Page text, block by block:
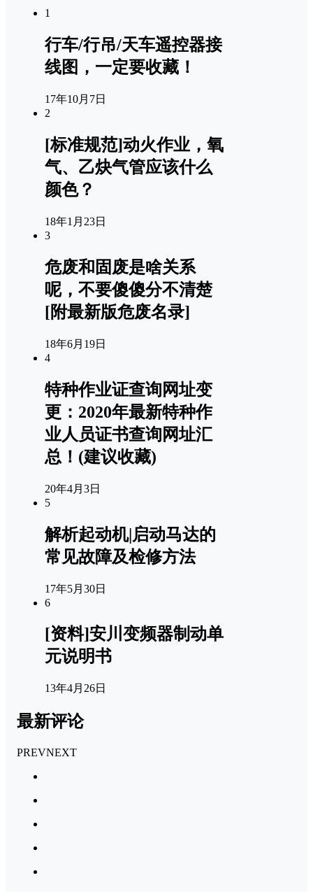
1
行车/行吊/天车遥控器接
线图，一定要收藏！
17年10月7日
2
[标准规范]动火作业，氧
气、乙炔气管应该什么
颜色？
18年1月23日
3
危废和固废是啥关系
呢，不要傻傻分不清楚
[附最新版危废名录]
18年6月19日
4
特种作业证查询网址变
更：2020年最新特种作
业人员证书查询网址汇
总！(建议收藏)
20年4月3日
5
解析起动机|启动马达的
常见故障及检修方法
17年5月30日
6
[资料]安川变频器制动单
元说明书
13年4月26日
最新评论
PREVNEXT